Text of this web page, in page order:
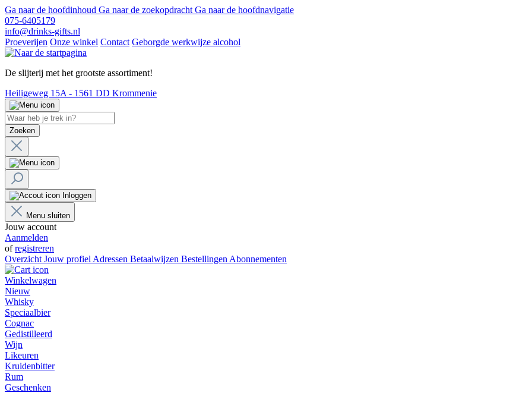
Ga naar de hoofdinhoud Ga naar de zoekopdracht Ga naar de hoofdnavigatie
075-6405179
info@drinks-gifts.nl
Proeverijen Onze winkel Contact Geborgde werkwijze alcohol
De slijterij met het grootste assortiment!
Heiligeweg 15A - 1561 DD Krommenie
Zoeken
Inloggen
Menu sluiten
Jouw account
Aanmelden
ofregistreren
Overzicht Jouw profiel Adressen Betaalwijzen Bestellingen Abonnementen
Winkelwagen
Nieuw
Whisky
Speciaalbier
Cognac
Gedistilleerd
Wijn
Likeuren
Kruidenbitter
Rum
Geschenken